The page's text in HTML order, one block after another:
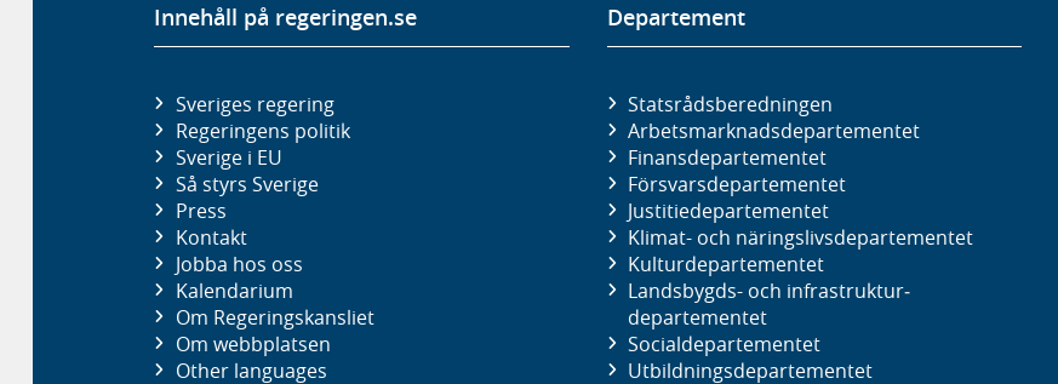
Innehåll på regeringen.se
Sveriges regering
Regeringens politik
Sverige i EU
Så styrs Sverige
Press
Kontakt
Jobba hos oss
Kalendarium
Om Regeringskansliet
Om webbplatsen
Other languages
Departement
Statsrådsberedningen
Arbetsmarknads­departementet
Finans­departementet
Försvars­departementet
Justitie­departementet
Klimat- och näringslivs­departementet
Kultur­departementet
Landsbygds- och infrastruktur­
departementet
Social­departementet
Utbildnings­departementet